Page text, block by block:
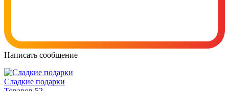
Написать сообщение
Cладкие подарки